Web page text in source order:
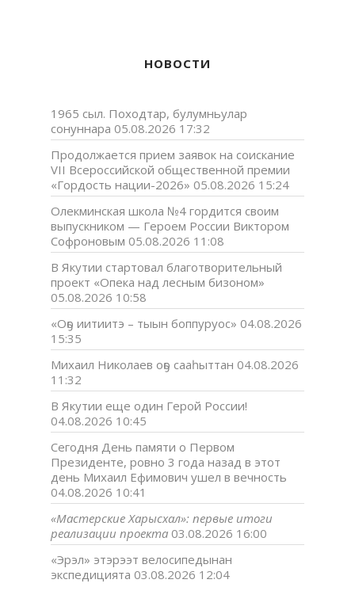
НОВОСТИ
1965 сыл. Походтар, булумньулар
сонуннара 05.08.2026 17:32
Продолжается прием заявок на соискание
VII Всероссийской общественной премии
«Гордость нации-2026» 05.08.2026 15:24
Олекминская школа №4 гордится своим
выпускником — Героем России Виктором
Софроновым 05.08.2026 11:08
В Якутии стартовал благотворительный
проект «Опека над лесным бизоном»
05.08.2026 10:58
«Оҕо иитиитэ – тыын боппуруос» 04.08.2026
15:35
Михаил Николаев оҕо сааһыттан 04.08.2026
11:32
В Якутии еще один Герой России!
04.08.2026 10:45
Сегодня День памяти о Первом
Президенте, ровно 3 года назад в этот
день Михаил Ефимович ушел в вечность
04.08.2026 10:41
«Мастерские Харысхал»: первые итоги
реализации проекта 03.08.2026 16:00
«Эрэл» этэрээт велосипедынан
экспедицията 03.08.2026 12:04